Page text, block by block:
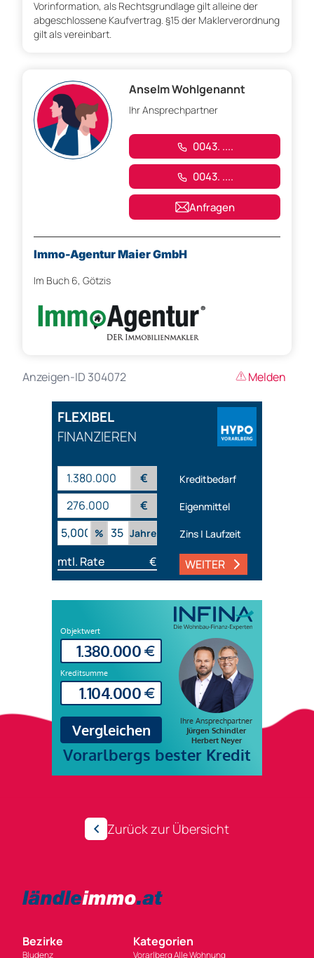
Vorinformation, als Rechtsgrundlage gilt alleine der
abgeschlossene Kaufvertrag. §15 der Maklerverordnung
gilt als vereinbart.
Anselm Wohlgenannt
Ihr Ansprechpartner
0043. ....
0043. ....
Anfragen
Immo-Agentur Maier GmbH
Im Buch 6, Götzis
Anzeigen-ID 304072 Melden
FLEXIBEL
FINANZIEREN
€ Kreditbedarf
€
Eigenmittel
%
Jahre Zins | Laufzeit
mtl. Rate € WEITER
Zurück zur Übersicht
Bezirke
Bludenz
Kategorien
Vorarlberg Alle Wohnung